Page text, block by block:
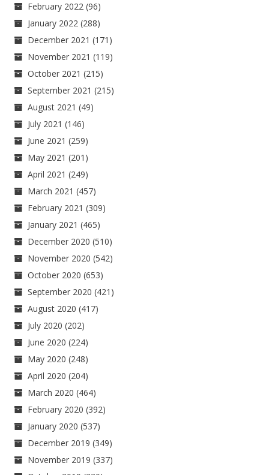
February 2022 (96)
January 2022 (288)
December 2021 (171)
November 2021 (119)
October 2021 (215)
September 2021 (215)
August 2021 (49)
July 2021 (146)
June 2021 (259)
May 2021 (201)
April 2021 (249)
March 2021 (457)
February 2021 (309)
January 2021 (465)
December 2020 (510)
November 2020 (542)
October 2020 (653)
September 2020 (421)
August 2020 (417)
July 2020 (202)
June 2020 (224)
May 2020 (248)
April 2020 (204)
March 2020 (464)
February 2020 (392)
January 2020 (537)
December 2019 (349)
November 2019 (337)